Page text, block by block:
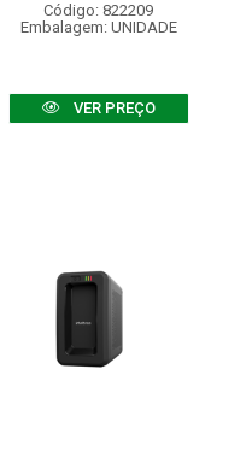
Código: 822209
Embalagem: UNIDADE
VER PREÇO